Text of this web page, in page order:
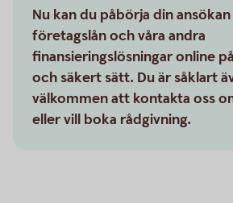
Nu kan du påbörja din
företagslån och våra andra
finansieringslösningar online
och säkert sätt. Du är såklart
välkommen att kontakta oss
eller vill boka rådgivning.